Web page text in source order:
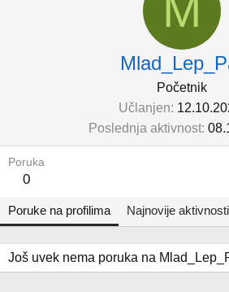
Početnik
Učlanjen
Poslednja aktivnost
Poruka
0
Poruke na profilima Najnovije aktivnosti
Još uvek nema poruka na